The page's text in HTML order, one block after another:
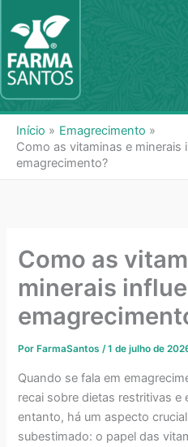
para
conteúdo
Início
Emagrecimento
Como as vitaminas e minerais
emagrecimento?
Como as
minerais
Por FarmaSantos/1 de julho de
Quando se fala em
recai sobre dietas restritivas e
entanto, há um aspecto
subestimado: o papel das